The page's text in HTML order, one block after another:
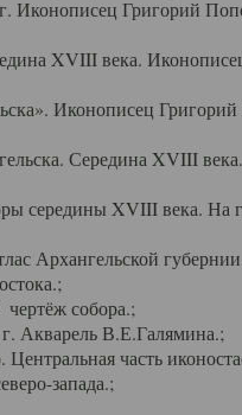
Иконописец Григорий
XVIII века.
Иконописец
Середина XVIII
середины XVIII века. На
Архангельской
собора.;
Акварель В.Е.Галямина.;
часть
запада.;